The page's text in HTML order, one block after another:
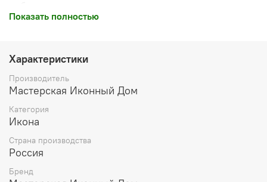
почитаемых списков
в Казани в 1579 году.
📜 Историческое значение:
Создан по заказу
Привезен в Петербург
Показать полностью
Характеристики
Производитель
Мастерская Иконный Дом
Категория
Икона
Страна производства
Россия
Бренд